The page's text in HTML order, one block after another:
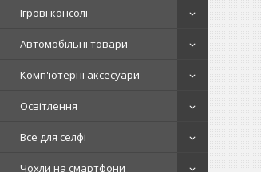
Ігрові консолі
Автомобільні товари
Комп'ютерні аксесуари
Освітлення
Все для селфі
Чохли на смартфони